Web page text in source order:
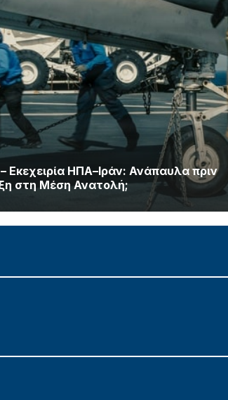
ΗΠΑ–Ιράν: Ανάπαυλα πριν
στη Μέση Ανατολή;